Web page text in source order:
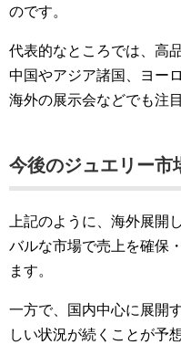
のです。
代表的なところでは、高
中国やアジア諸国、ヨー
海外の展示会などでも注
今後のジュエリー市
上記のように、海外展開
バルな市場で売上を確保
ます。
一方で、国内中心に展開
しい状況が続くことが予